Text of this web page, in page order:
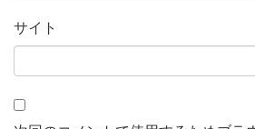
サイト